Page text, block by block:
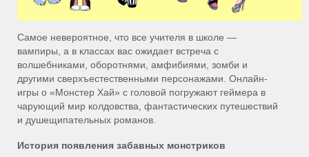
Самое невероятное, что все учителя в школе —
вампиры, а в классах вас ожидает встреча с
волшебниками, оборотнями, амфибиями, зомби и
другими сверхъестественными персонажами. Онлайн-
игры о «Монстер Хай» с головой погружают геймера в
чарующий мир колдовства, фантастических путешествий
и душещипательных романов.
История появления забавных монстриков